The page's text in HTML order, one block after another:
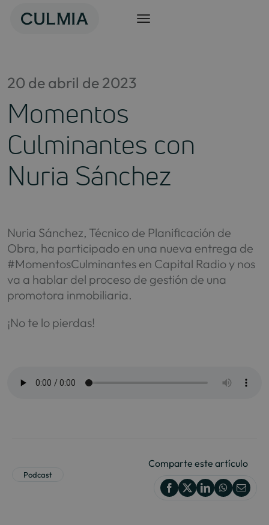
20 de abril de 2023
Momentos
Culminantes con
Nuria Sánchez
Nuria Sánchez, Técnico de Planificación de
Obra, ha participado en una nueva entrega de
#MomentosCulminantes en Capital Radio y nos
va a hablar del proceso de gestión de una
promotora inmobiliaria.
¡No te lo pierdas!
Podcast
Comparte este artículo